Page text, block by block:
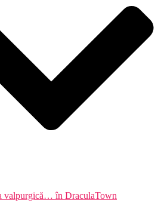
valpurgică… în DraculaTown